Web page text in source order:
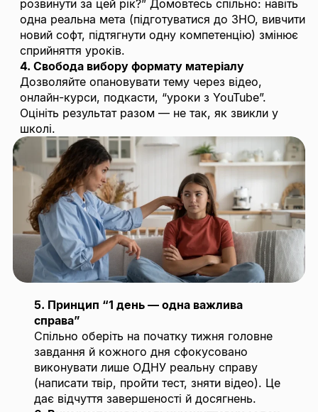
розвинути за цей рік?” Домовтесь спільно: навіть
одна реальна мета (підготуватися до ЗНО, вивчити
новий софт, підтягнути одну компетенцію) змінює
сприйняття уроків.
4. Свобода вибору формату матеріалу
Дозволяйте опановувати тему через відео,
онлайн-курси, подкасти, “уроки з YouTube”.
Оцініть результат разом — не так, як звикли у
школі.
5. Принцип “1 день — одна важлива
справа”
Спільно оберіть на початку тижня головне
завдання й кожного дня сфокусовано
виконувати лише ОДНУ реальну справу
(написати твір, пройти тест, зняти відео). Це
дає відчуття завершеності й досягнень.